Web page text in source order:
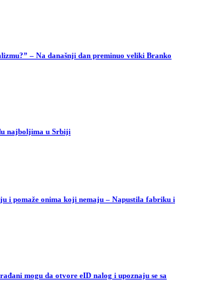
– Na današnji dan preminuo veliki Branko
najboljima u Srbiji
i pomaže onima koji nemaju – Napustila fabriku i
mogu da otvore eID nalog i upoznaju se sa